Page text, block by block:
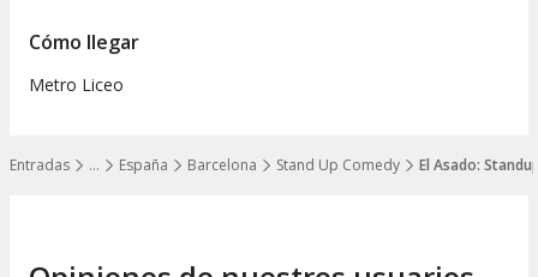
…
Mostrar todos los niveles
Entradas España Barcelona Stand Up Comedy El Asado:
Cómo llegar
Metro Liceo